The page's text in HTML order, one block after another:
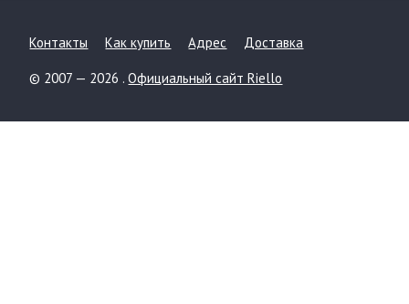
Контакты Как купить Адрес Доставка
© 2007 — 2026 .Официальный сайт Riello